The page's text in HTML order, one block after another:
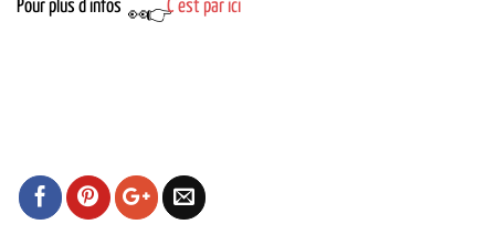
Pour plus d’infos C’est par ici